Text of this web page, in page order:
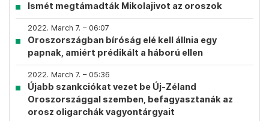
Ismét megtámadták Mikolajivot az oroszok
2022. March 7. – 06:07
Oroszországban bíróság elé kell állnia egy
papnak, amiért prédikált a háború ellen
2022. March 7. – 05:36
Újabb szankciókat vezet be Új-Zéland
Oroszországgal szemben, befagyasztanák az
orosz oligarchák vagyontárgyait